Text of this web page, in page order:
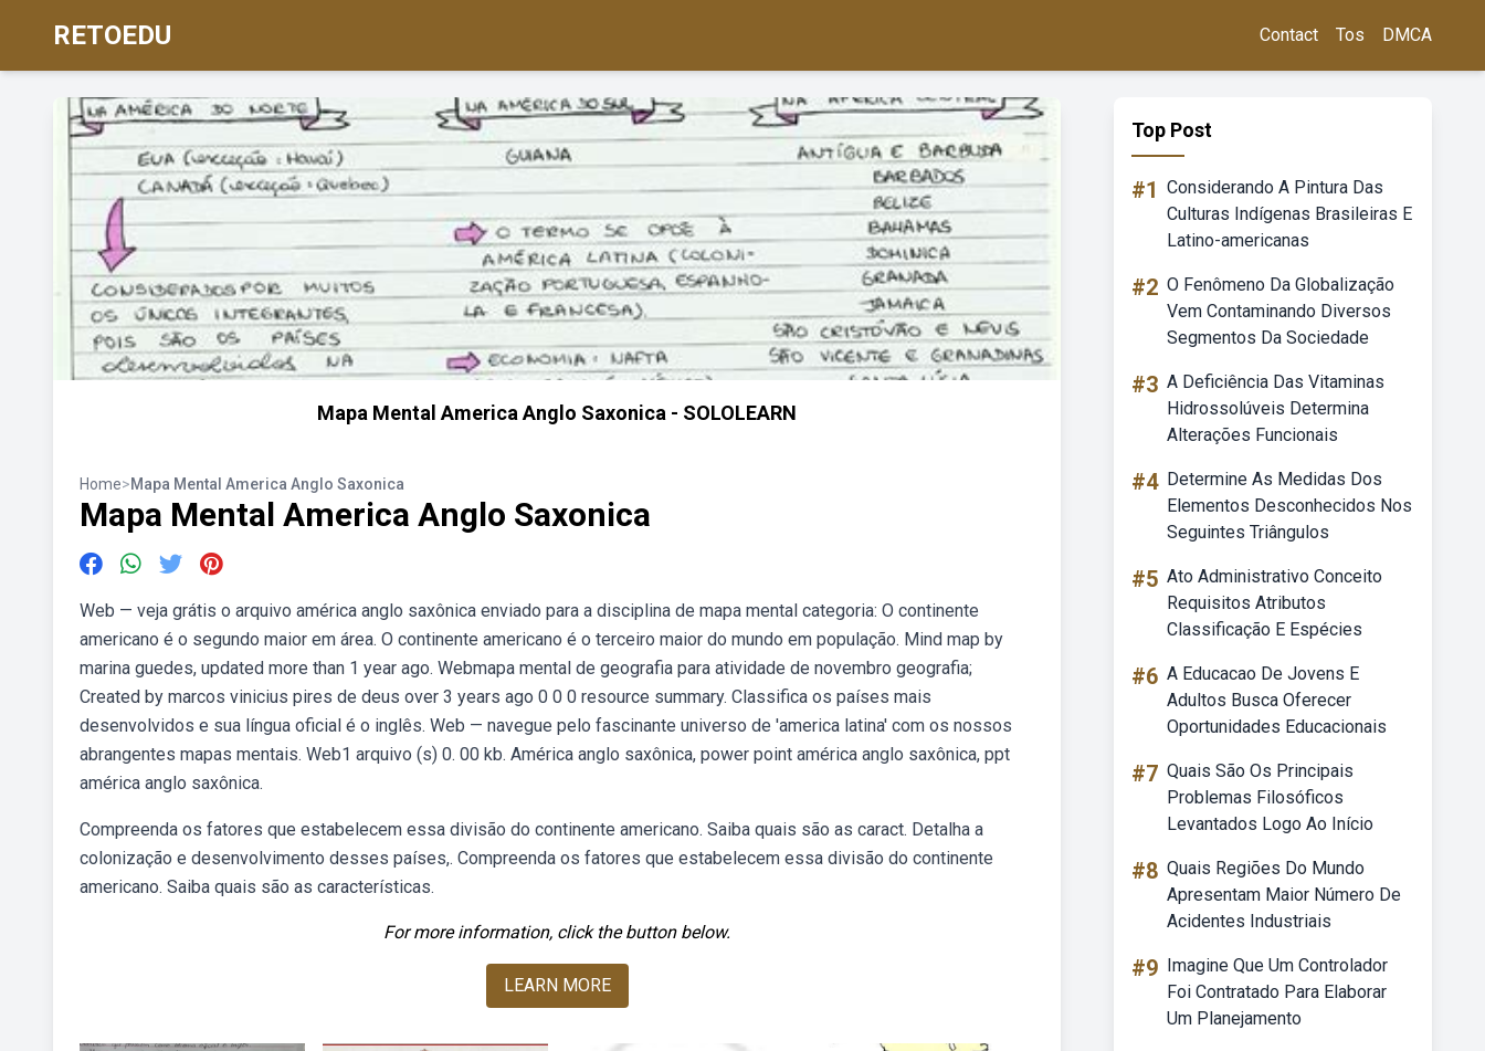
RETOEDU Contact Tos DMCA
Mapa Mental America Anglo Saxonica - SOLOLEARN
Home>Mapa Mental America Anglo Saxonica
Mapa Mental America Anglo Saxonica
Web — veja grátis o arquivo américa anglo saxônica enviado para a disciplina de mapa mental categoria: O continente
americano é o segundo maior em área. O continente americano é o terceiro maior do mundo em população. Mind map by
marina guedes, updated more than 1 year ago. Webmapa mental de geografia para atividade de novembro geografia;
Created by marcos vinicius pires de deus over 3 years ago 0 0 0 resource summary. Classifica os países mais
desenvolvidos e sua língua oficial é o inglês. Web — navegue pelo fascinante universo de 'america latina' com os nossos
abrangentes mapas mentais. Web1 arquivo (s) 0. 00 kb. América anglo saxônica, power point américa anglo saxônica, ppt
américa anglo saxônica.
Compreenda os fatores que estabelecem essa divisão do continente americano. Saiba quais são as caract. Detalha a
colonização e desenvolvimento desses países,. Compreenda os fatores que estabelecem essa divisão do continente
americano. Saiba quais são as características.
For more information, click the button below.
LEARN MORE
Top Post
#1 Considerando A Pintura Das
Culturas Indígenas Brasileiras E
Latino-americanas
#2 O Fenômeno Da Globalização
Vem Contaminando Diversos
Segmentos Da Sociedade
#3 A Deficiência Das Vitaminas
Hidrossolúveis Determina
Alterações Funcionais
#4 Determine As Medidas Dos
Elementos Desconhecidos Nos
Seguintes Triângulos
#5 Ato Administrativo Conceito
Requisitos Atributos
Classificação E Espécies
#6 A Educacao De Jovens E
Adultos Busca Oferecer
Oportunidades Educacionais
#7 Quais São Os Principais
Problemas Filosóficos
Levantados Logo Ao Início
#8 Quais Regiões Do Mundo
Apresentam Maior Número De
Acidentes Industriais
#9 Imagine Que Um Controlador
Foi Contratado Para Elaborar
Um Planejamento